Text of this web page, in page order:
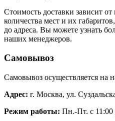
Стоимость доставки зависит от
количества мест и их
до адреса. Вы можете узнать
наших менеджеров.
Самовывоз
Самовывоз осуществляется на
Адрес: г. Москва, ул.
Режим работы: Пн.-Пт. с 11:00